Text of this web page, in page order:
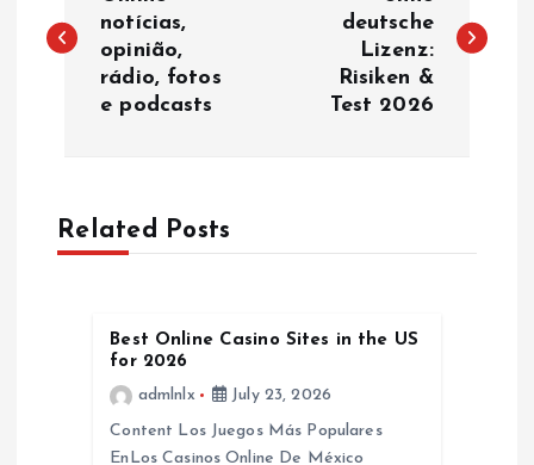
s
a
notícias,
opinião,
rádio, fotos
e podcasts
deutsche
Lizenz:
Risiken &
Test 2026
Related Posts
Best Online Casino Sites in the US
for 2026
admlnlx
July 23, 2026
Content Los Juegos Más Populares
EnLos Casinos Online De México